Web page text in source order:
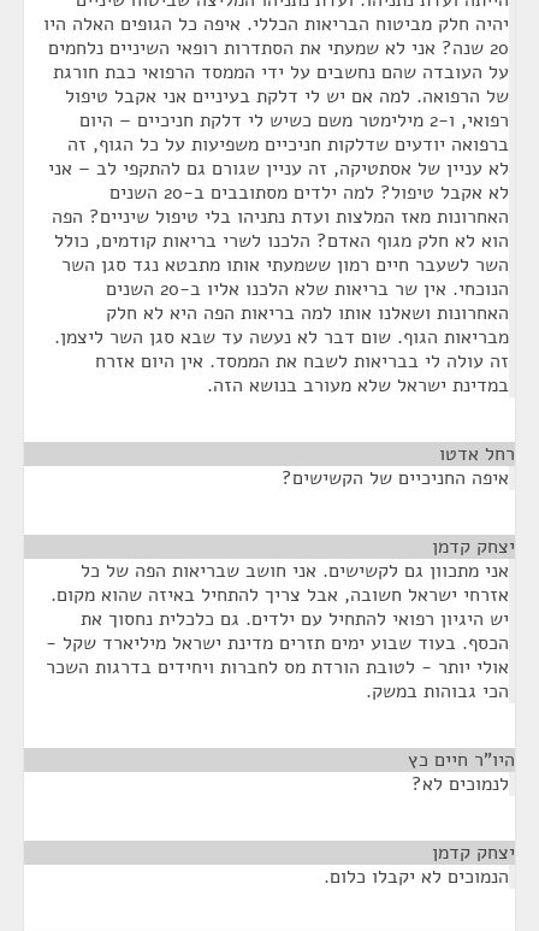
יהיה חלק מביטוח הבריאות הכללי. איפה כל הגופים האלה היו
20 שנה? אני לא שמעתי את הסתדרות רופאי השיניים נלחמים
על העובדה שהם נחשבים על ידי הממסד הרפואי כבת חורגת
של הרפואה. למה אם יש לי דלקת בעיניים אני אקבל טיפול
רפואי, ו-2 מילימטר משם כשיש לי דלקת חניכיים – היום
ברפואה יודעים שדלקות חניכיים משפיעות על כל הגוף, זה
לא עניין של אסתטיקה, זה עניין שגורם גם להתקפי לב – אני
לא אקבל טיפול? למה ילדים מסתובבים ב-20 השנים
האחרונות מאז המלצות ועדת נתניהו בלי טיפול שיניים? הפה
הוא לא חלק מגוף האדם? הלכנו לשרי בריאות קודמים, כולל
השר לשעבר חיים רמון ששמעתי אותו מתבטא נגד סגן השר
הנוכחי. אין שר בריאות שלא הלכנו אליו ב-20 השנים
האחרונות ושאלנו אותו למה בריאות הפה היא לא חלק
מבריאות הגוף. שום דבר לא נעשה עד שבא סגן השר ליצמן.
זה עולה לי בבריאות לשבח את הממסד. אין היום אזרח
במדינת ישראל שלא מעורב בנושא הזה.
רחל אדטו
איפה החניכיים של הקשישים?
יצחק קדמן
אני מתכוון גם לקשישים. אני חושב שבריאות הפה של כל
אזרחי ישראל חשובה, אבל צריך להתחיל באיזה שהוא מקום.
יש היגיון רפואי להתחיל עם ילדים. גם כלכלית נחסוך את
הכסף. בעוד שבוע ימים תזרים מדינת ישראל מיליארד שקל -
אולי יותר - לטובת הורדת מס לחברות ויחידים בדרגות השכר
הכי גבוהות במשק.
היו"ר חיים כץ
לנמוכים לא?
יצחק קדמן
הנמוכים לא יקבלו כלום.